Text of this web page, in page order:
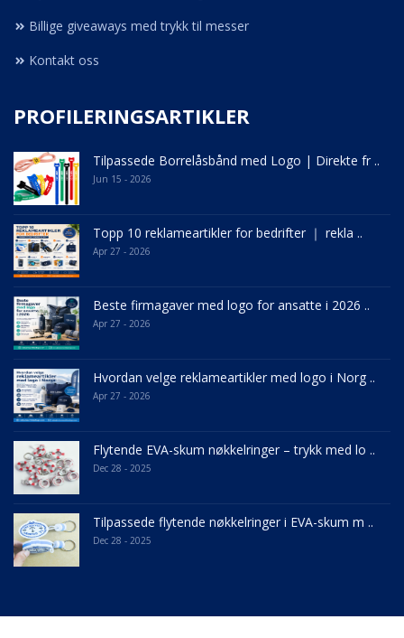
Billige giveaways med trykk til messer
Kontakt oss
PROFILERINGSARTIKLER
Tilpassede Borrelåsbånd med Logo | Direkte fr ..
Jun 15 - 2026
Topp 10 reklameartikler for bedrifter ｜ rekla ..
Apr 27 - 2026
Beste firmagaver med logo for ansatte i 2026 ..
Apr 27 - 2026
Hvordan velge reklameartikler med logo i Norg ..
Apr 27 - 2026
Flytende EVA-skum nøkkelringer – trykk med lo ..
Dec 28 - 2025
Tilpassede flytende nøkkelringer i EVA-skum m ..
Dec 28 - 2025